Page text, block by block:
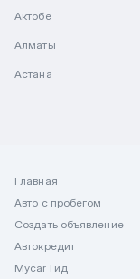
Актобе
Алматы
Астана
Главная
Авто с пробегом
Создать объявление
Автокредит
Mycar Гид